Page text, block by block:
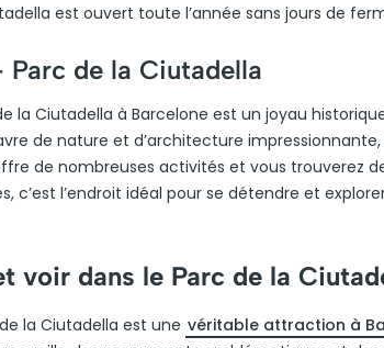
est ouvert toute l’année sans jours de
Parc de la Ciutadella
la Ciutadella à Barcelone est un joyau
de nature et d’architecture
de nombreuses activités et vous trouverez
c’est l’endroit idéal pour se détendre et
voir dans le Parc de la
la Ciutadella est une véritable attraction à